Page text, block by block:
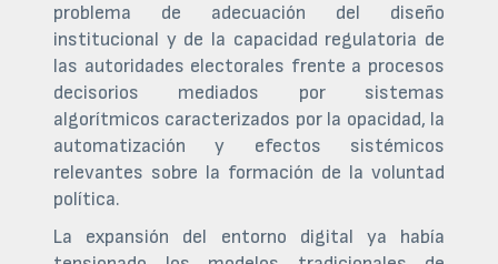
problema de adecuación del diseño
institucional y de la capacidad regulatoria de
las autoridades electorales frente a procesos
decisorios mediados por sistemas
algorítmicos caracterizados por la opacidad, la
automatización y efectos sistémicos
relevantes sobre la formación de la voluntad
política.
La expansión del entorno digital ya había